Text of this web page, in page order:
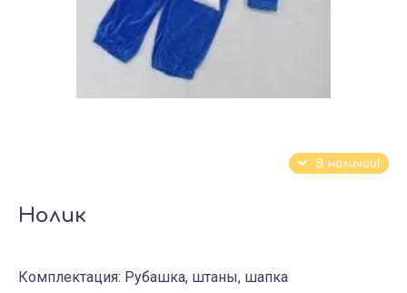
В наличии!
Нолик
Комплектация: Рубашка, штаны, шапка